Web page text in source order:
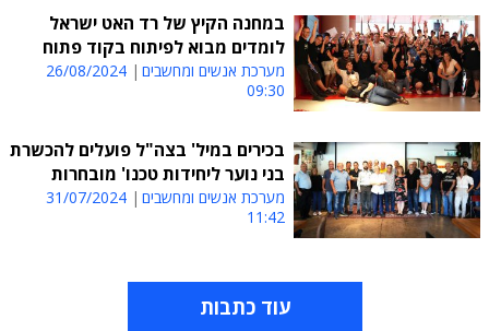
במחנה הקיץ של רד האט ישראל
לומדים מבוא לפיתוח בקוד פתוח
מערכת אנשים ומחשבים
26/08/2024
09:30
בכירים במיל' בצה"ל פועלים להכשרת
בני נוער ליחידות טכנו' מובחרות
מערכת אנשים ומחשבים
31/07/2024
11:42
עוד כתבות